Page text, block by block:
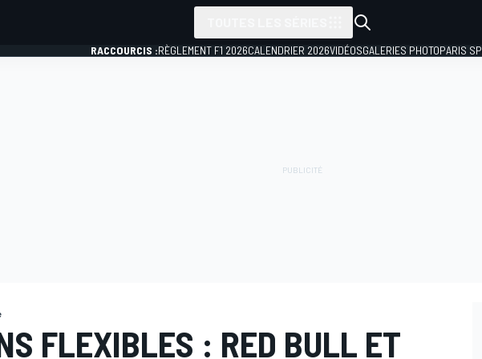
RACCOURCIS :RÈGLEMENT F1 2026CALENDRIER 2026VIDÉOSGALERIES PHOTOPARIS
FLEXIBLES : RED BULL ET